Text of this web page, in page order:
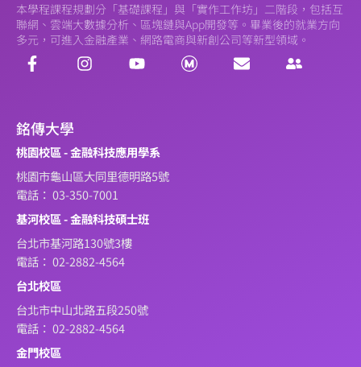
本學程課程規劃分「基礎課程」與「實作工作坊」二階段，包括互
聯網、雲端大數據分析、區塊鏈與App開發等。畢業後的就業方向
多元，可進入金融產業、網路電商與新創公司等新型領域。
銘傳大學
桃園校區 - 金融科技應用學系
桃園市龜山區大同里德明路5號
電話： 03-350-7001
基河校區 - 金融科技碩士班
台北市基河路130號3樓
電話： 02-2882-4564
台北校區
台北市中山北路五段250號
電話： 02-2882-4564
金門校區